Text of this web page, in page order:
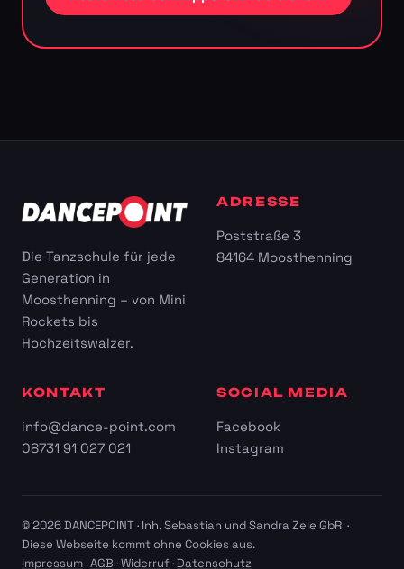
Die Tanzschule für jede
Generation in
Moosthenning – von Mini
Rockets bis
Hochzeitswalzer.
ADRESSE
Poststraße 3
84164 Moosthenning
KONTAKT
info@dance-point.com
08731 91 027 021
SOCIAL MEDIA
Facebook
Instagram
© 2026 DANCEPOINT · Inh. Sebastian und Sandra Zele GbR ·
Diese Webseite kommt ohne Cookies aus.
Impressum·AGB ·Widerruf·Datenschutz